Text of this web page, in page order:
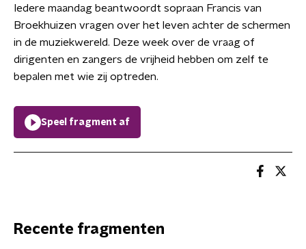
Iedere maandag beantwoordt sopraan Francis van
Broekhuizen vragen over het leven achter de schermen
in de muziekwereld. Deze week over de vraag of
dirigenten en zangers de vrijheid hebben om zelf te
bepalen met wie zij optreden.
Speel fragment af
Recente fragmenten